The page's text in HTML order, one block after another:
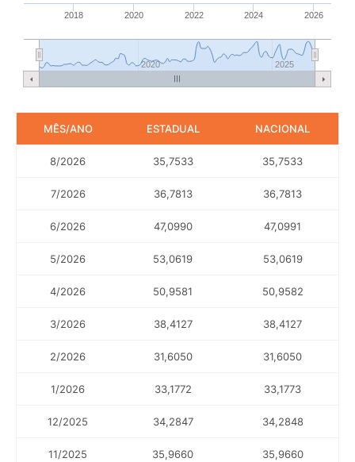
2018 2020 2022 2024 2026
2020 2025
MÊS/ANO ESTADUAL NACIONAL
8/2026 35,7533 35,7533
7/2026 36,7813 36,7813
6/2026 47,0990 47,0991
5/2026 53,0619 53,0619
4/2026 50,9581 50,9582
3/2026 38,4127 38,4127
2/2026 31,6050 31,6050
1/2026 33,1772 33,1773
12/2025 34,2847 34,2848
11/2025 35,9660 35,9660